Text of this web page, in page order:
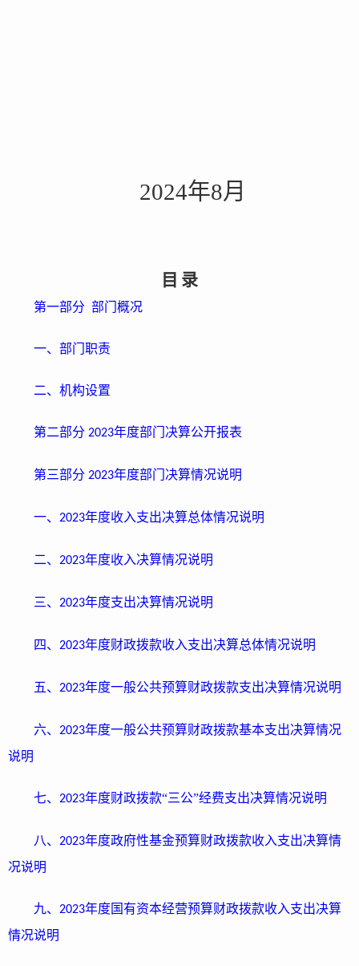
2024年8月
目 录
第一部分 部门概况
一、部门职责
二、机构设置
第二部分 2023年度部门决算公开报表
第三部分 2023年度部门决算情况说明
一、 2023年度收入支出决算总体情况说明
二、 2023年度收入决算情况说明
三、 2023年度支出决算情况说明
四、 2023年度财政拨款收入支出决算总体情况说明
五、 2023年度一般公共预算财政拨款支出决算情况说明
六、 2023年度一般公共预算财政拨款基本支出决算情况
说明
七、 2023年度财政拨款“三公”经费支出决算情况说明
八、 2023年度政府性基金预算财政拨款收入支出决算情
况说明
九、 2023年度国有资本经营预算财政拨款收入支出决算
情况说明